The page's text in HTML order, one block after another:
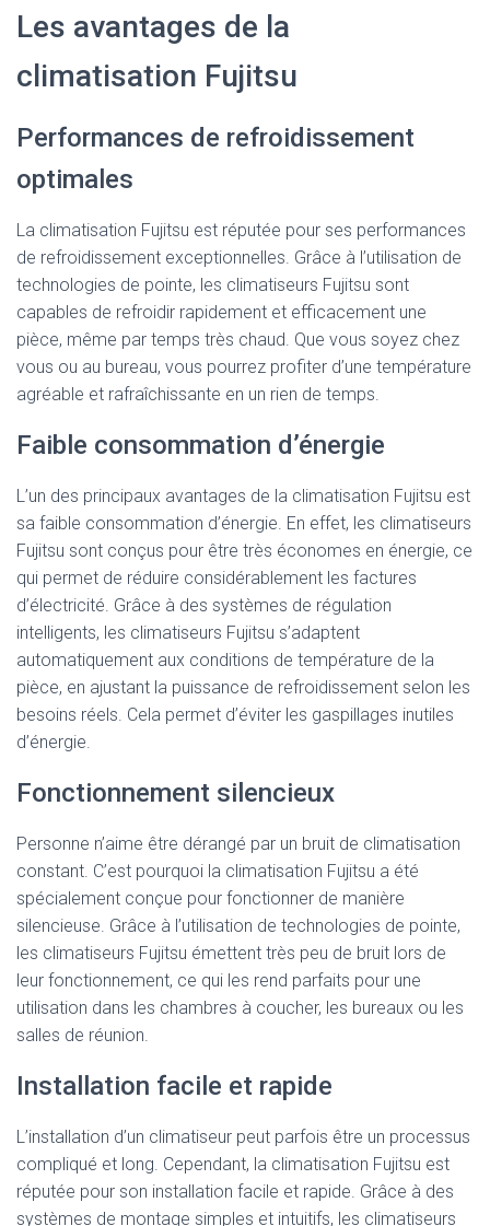
Les avantages de la
climatisation Fujitsu
Performances de refroidissement
optimales
La climatisation Fujitsu est réputée pour ses performances
de refroidissement exceptionnelles. Grâce à l’utilisation de
technologies de pointe, les climatiseurs Fujitsu sont
capables de refroidir rapidement et efficacement une
pièce, même par temps très chaud. Que vous soyez chez
vous ou au bureau, vous pourrez profiter d’une température
agréable et rafraîchissante en un rien de temps.
Faible consommation d’énergie
L’un des principaux avantages de la climatisation Fujitsu est
sa faible consommation d’énergie. En effet, les climatiseurs
Fujitsu sont conçus pour être très économes en énergie, ce
qui permet de réduire considérablement les factures
d’électricité. Grâce à des systèmes de régulation
intelligents, les climatiseurs Fujitsu s’adaptent
automatiquement aux conditions de température de la
pièce, en ajustant la puissance de refroidissement selon les
besoins réels. Cela permet d’éviter les gaspillages inutiles
d’énergie.
Fonctionnement silencieux
Personne n’aime être dérangé par un bruit de climatisation
constant. C’est pourquoi la climatisation Fujitsu a été
spécialement conçue pour fonctionner de manière
silencieuse. Grâce à l’utilisation de technologies de pointe,
les climatiseurs Fujitsu émettent très peu de bruit lors de
leur fonctionnement, ce qui les rend parfaits pour une
utilisation dans les chambres à coucher, les bureaux ou les
salles de réunion.
Installation facile et rapide
L’installation d’un climatiseur peut parfois être un processus
compliqué et long. Cependant, la climatisation Fujitsu est
réputée pour son installation facile et rapide. Grâce à des
systèmes de montage simples et intuitifs, les climatiseurs